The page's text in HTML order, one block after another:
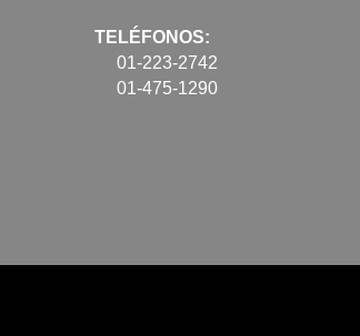
TELÉFONOS:
01-223-2742
01-475-1290